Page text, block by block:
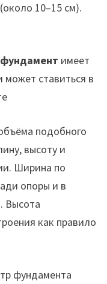
10–15 см).
фундамент имеет
ставиться в
подобного
высоту и
Ширина по
опоры и в
Высота
как правило
фундамента